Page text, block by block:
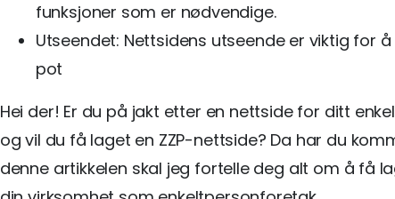
funksjoner som er nødvendige.
Utseendet: Nettsidens utseende er viktig for
pot
Hei der! Er du på jakt etter en nettside for ditt
og vil du få laget en ZZP-nettside? Da har du
denne artikkelen skal jeg fortelle deg alt om å få